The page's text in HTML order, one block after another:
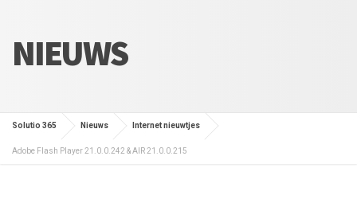
NIEUWS
Solutio 365 Nieuws Internet nieuwtjes
Adobe Flash Player 21.0.0.242 & AIR 21.0.0.215